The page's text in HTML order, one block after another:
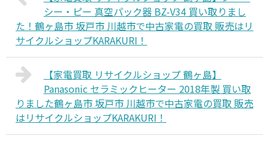
シー・ピー 真空パック器 BZ-V34 買い取りまし
た！鶴ヶ島市 坂戸市 川越市で中古家電の買取 販売はリ
サイクルショップKARAKURI！
【家電買取 リサイクルショップ 鶴ヶ島】
Panasonic セラミックヒーター 2018年製 買い取
りました鶴ヶ島市 坂戸市 川越市で中古家電の買取 販売
はリサイクルショップKARAKURI！